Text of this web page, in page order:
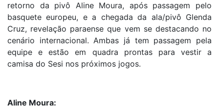
retorno da pivô Aline Moura, após passagem pelo
basquete europeu, e a chegada da ala/pivô Glenda
Cruz, revelação paraense que vem se destacando no
cenário internacional. Ambas já tem passagem pela
equipe e estão em quadra prontas para vestir a
camisa do Sesi nos próximos jogos.
Aline Moura: